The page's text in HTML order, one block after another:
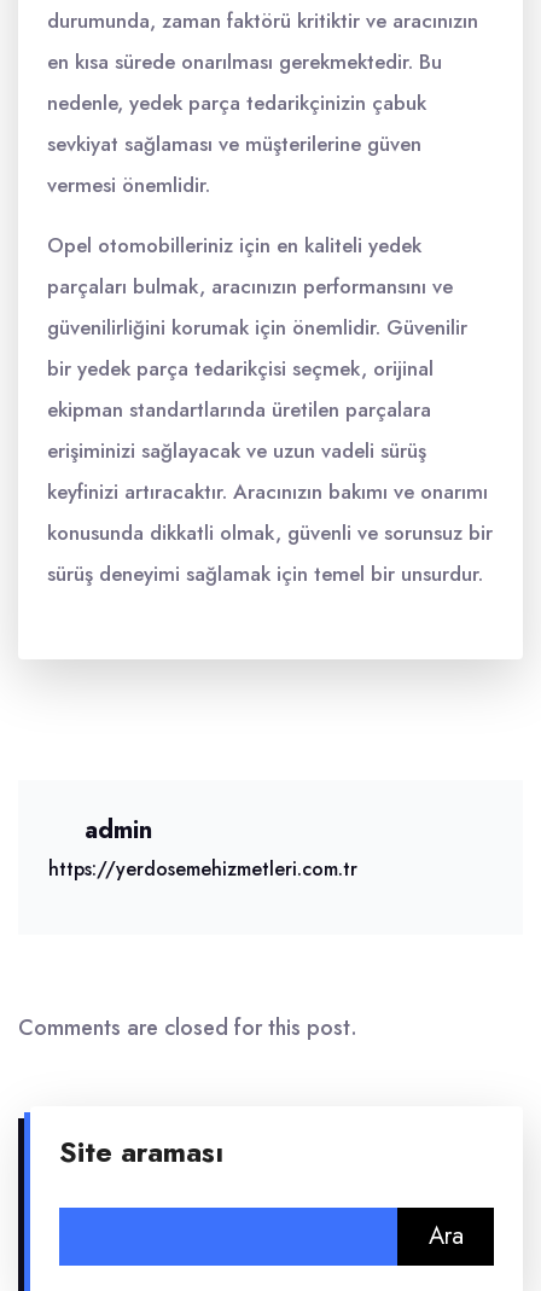
durumunda, zaman faktörü kritiktir ve aracınızın
en kısa sürede onarılması gerekmektedir. Bu
nedenle, yedek parça tedarikçinizin çabuk
sevkiyat sağlaması ve müşterilerine güven
vermesi önemlidir.
Opel otomobilleriniz için en kaliteli yedek
parçaları bulmak, aracınızın performansını ve
güvenilirliğini korumak için önemlidir. Güvenilir
bir yedek parça tedarikçisi seçmek, orijinal
ekipman standartlarında üretilen parçalara
erişiminizi sağlayacak ve uzun vadeli sürüş
keyfinizi artıracaktır. Aracınızın bakımı ve onarımı
konusunda dikkatli olmak, güvenli ve sorunsuz bir
sürüş deneyimi sağlamak için temel bir unsurdur.
admin
https://yerdosemehizmetleri.com.tr
Comments are closed for this post.
Site araması